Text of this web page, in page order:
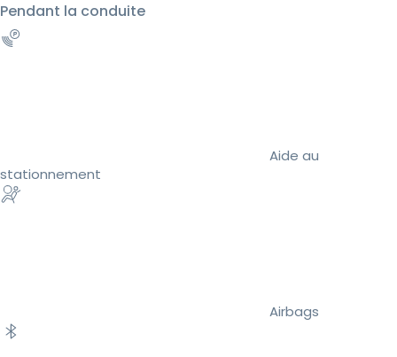
Pendant la conduite
Aide au
stationnement
Airbags